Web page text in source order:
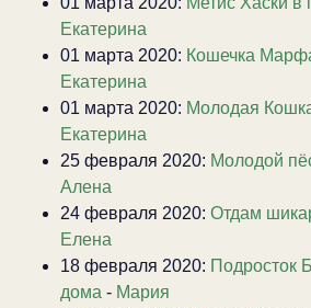
Екатерина
01 марта 2020: Кошечка
Екатерина
01 марта 2020: Молодая
Екатерина
25 февраля 2020: Молодой
Алена
24 февраля 2020: Отдам
Елена
18 февраля 2020: Подросток
дома - Мария